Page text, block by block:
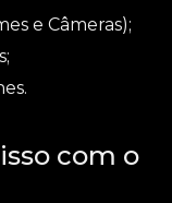
e Câmeras);
com o